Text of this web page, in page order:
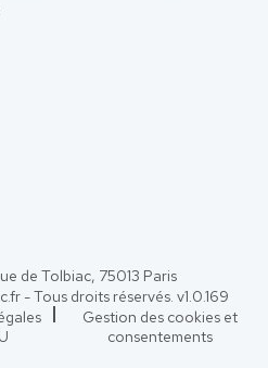
de Tolbiac, 75013 Paris
- Tous droits réservés. v1.0.169
Gestion des cookies et
consentements